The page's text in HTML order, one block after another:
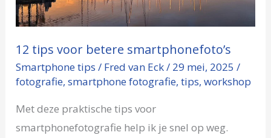
12 tips voor betere smartphonefoto’s
Smartphone tips / Fred van Eck/ 29 mei, 2025/
fotografie,smartphone fotografie,tips,workshop
Met deze praktische tips voor
smartphonefotografie help ik je snel op weg.
smartphonefoto’s